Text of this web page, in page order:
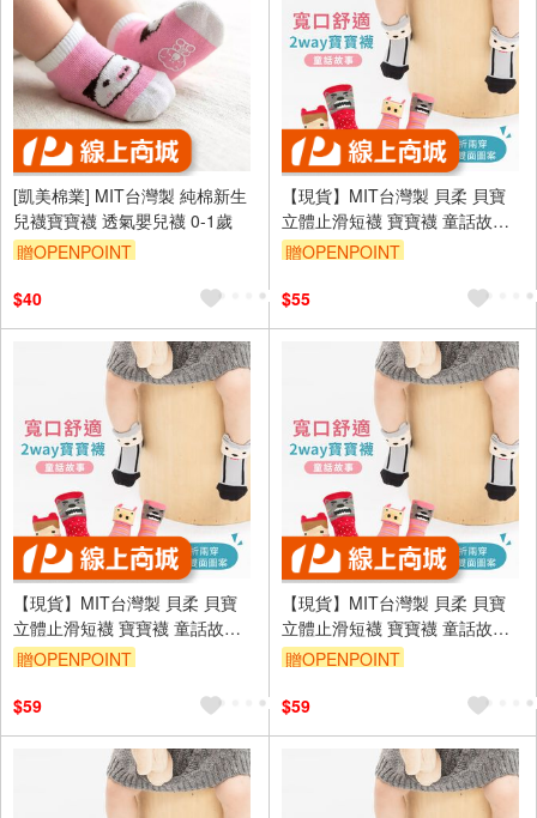
[凱美棉業] MIT台灣製 純棉新生
兒襪寶寶襪 透氣嬰兒襪 0-1歲
贈OPENPOINT
$40
【現貨】MIT台灣製 貝柔 貝寶
立體止滑短襪 寶寶襪 童話故事
系列 HP5800/HP5802
贈OPENPOINT
$55
【現貨】MIT台灣製 貝柔 貝寶
立體止滑短襪 寶寶襪 童話故事
系列 HP5800/HP5802
贈OPENPOINT
$59
【現貨】MIT台灣製 貝柔 貝寶
立體止滑短襪 寶寶襪 童話故事
系列 HP5800/HP5802
贈OPENPOINT
$59